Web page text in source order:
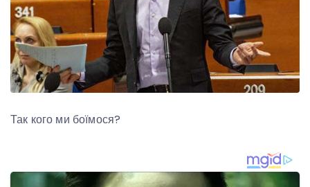
Так кого ми боїмося?